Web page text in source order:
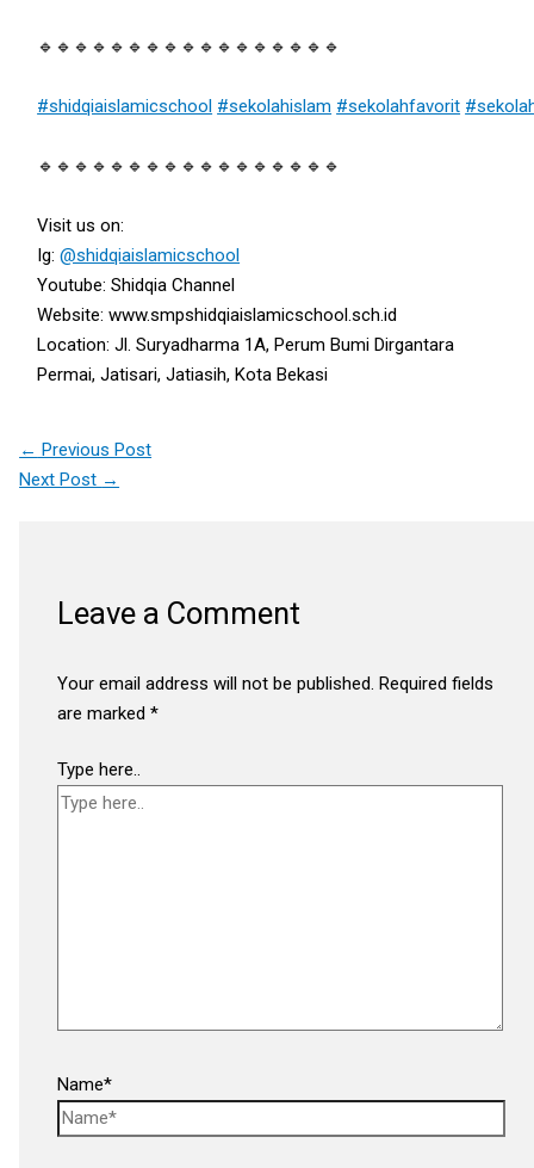
🔹🔹🔹🔹🔹🔹🔹🔹🔹🔹🔹🔹🔹🔹🔹🔹🔹
#shidqiaislamicschool #sekolahislam #sekolahfavorit
🔹🔹🔹🔹🔹🔹🔹🔹🔹🔹🔹🔹🔹🔹🔹🔹🔹
Visit us on:
Ig:@shidqiaislamicschool
Youtube: Shidqia Channel
Website: www.smpshidqiaislamicschool.sch.id
Location: Jl. Suryadharma 1A, Perum Bumi Dirgantara
Permai, Jatisari, Jatiasih, Kota Bekasi
← Previous Post
Next Post →
Leave a Comment
Your email address will not be published. Required fields
are marked*
Type here..
Name*